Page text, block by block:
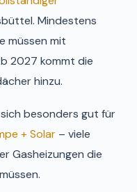
Mindestens
müssen mit
2027 kommt die
hinzu.
besonders gut für
+ Solar – viele
Gasheizungen die